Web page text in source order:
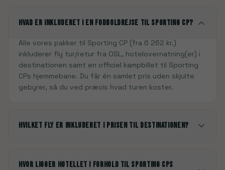
Hvad er inkluderet i en fodboldrejse til Sporting CP?
Alle vores pakker til Sporting CP (fra 6 262 kr.)
inkluderer fly tur/retur fra OSL, hotelovernatning(er) i
destinationen samt en officiel kampbillet til Sporting
CPs hjemmebane. Du får én samlet pris uden skjulte
gebyrer, så du ved præcis hvad turen koster.
Hvilket fly er inkluderet i prisen til destinationen?
Hvor ligger hotellet i forhold til Sporting CPs